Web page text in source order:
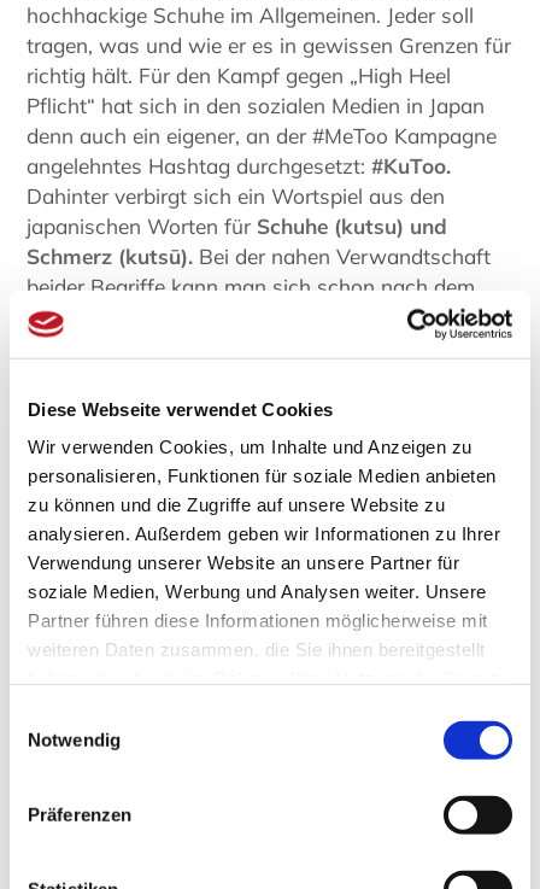
Diese Webseite verwendet Cookies
Wir verwenden Cookies, um Inhalte und Anzeigen zu
personalisieren, Funktionen für soziale Medien anbieten
zu können und die Zugriffe auf unsere Website zu
analysieren. Außerdem geben wir Informationen zu Ihrer
Verwendung unserer Website an unsere Partner für
soziale Medien, Werbung und Analysen weiter. Unsere
Partner führen diese Informationen möglicherweise mit
weiteren Daten zusammen, die Sie ihnen bereitgestellt
Notwendig
Präferenzen
hochhackige Schuhe im Allgemeinen. Jeder soll
tragen, was und wie er es in gewissen Grenzen für
richtig hält. Für den Kampf gegen „High Heel
Pflicht“ hat sich in den sozialen Medien in Japan
denn auch ein eigener, an der #MeToo Kampagne
angelehntes Hashtag durchgesetzt: #KuToo.
Dahinter verbirgt sich ein Wortspiel aus den
japanischen Worten für Schuhe (kutsu) und
Schmerz (kutsū). Bei der nahen Verwandtschaft
beider Begriffe kann man sich schon nach dem
Tragekomfort japanischer Schuhe in früheren
Zeiten fragen.
Fußverformungen und Blasen -
Anders als die Vorschrift bzw. Erwartung, dass
Heels zu tragen haben, sind
Brillen in vielen